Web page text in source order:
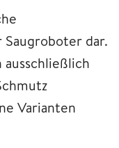
dar.
Varianten